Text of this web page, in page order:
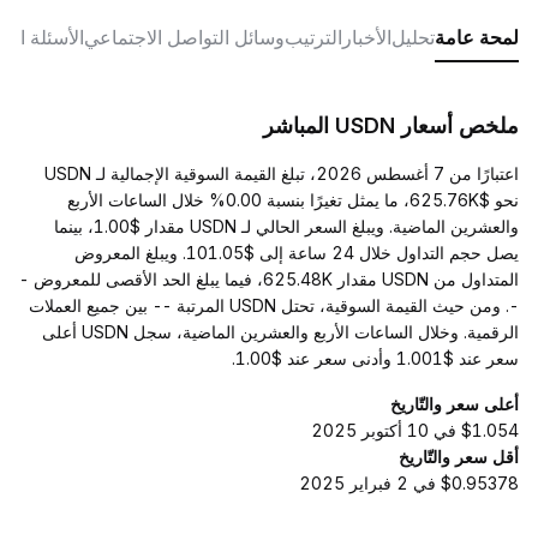
لمحة عامةتحليلالأخبار الترتيبوسائل التواصل الاجتماعيالأسئلة
ملخص أسعار USDN المباشر
اعتبارًا من 7 أغسطس 2026، تبلغ القيمة السوقية الإجمالية لـ USDN
نحو $625.76K، ما يمثل تغيرًا بنسبة 0.00% خلال الساعات الأربع
والعشرين الماضية. ويبلغ السعر الحالي لـ USDN مقدار $1.00، بينما
يصل حجم التداول خلال 24 ساعة إلى $101.05. ويبلغ المعروض
المتداول من USDN مقدار 625.48K، فيما يبلغ الحد الأقصى للمعروض -
-. ومن حيث القيمة السوقية، تحتل USDN المرتبة -- بين جميع العملات
الرقمية. وخلال الساعات الأربع والعشرين الماضية، سجل USDN أعلى
سعر عند $1.001 وأدنى سعر عند $1.00.
أعلى سعر والتّاريخ
$1.054 في 10 أكتوبر 2025
أقل سعر والتّاريخ
$0.95378 في 2 فبراير 2025